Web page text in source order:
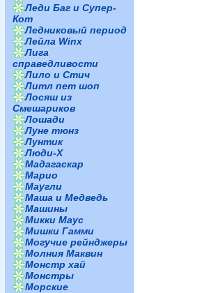
Леди Баг и Супер-
Кот
Ледниковый период
Лейла Winx
Лига
справедливости
Лило и Стич
Литл пет шоп
Лосяш из
Смешариков
Лошади
Луне тюнз
Лунтик
Люди-Х
Мадагаскар
Марио
Маугли
Маша и Медведь
Машины
Микки Маус
Мишки Гамми
Могучие рейнджеры
Молния Маквин
Монстр хай
Монстры
Морские